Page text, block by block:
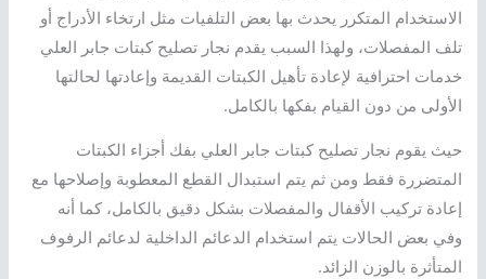
الاستخدام المتكرر يحدث بها بعض التلفيات مثل ارتخاء الأدراج أو
تلف المفصلات، ولهذا السبب يقدم نجار تصليح كبتات جابر العلي
خدمات احترافية لإعادة تأهيل الكبتات القديمة وإعادتها لحالتها
الأولى من دون القيام بفكها بالكامل.
حيث يقوم نجار تصليح كبتات جابر العلي بفك أجزاء الكبتات
المتضررة فقط ومن ثم يتم استبدال القطع المعطوبة وإصلاحها مع
إعادة تركيب الأقفال والمفصلات بشكل دقيق بالكامل، كما أنه
وفي بعض الحالات يتم استخدام الدعائم الداخلية لدعائم الرفوف
المتأثرة بالوزن الزائد.